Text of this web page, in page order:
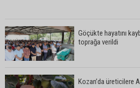
Göçükte hayatını
toprağa verildi
Kozan’da üreticilere